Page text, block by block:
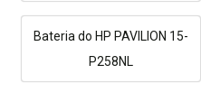
Bateria do HP PAVILION 15-
P258NL